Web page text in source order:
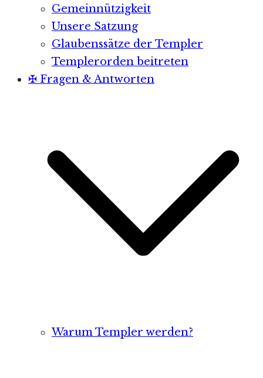
Gemeinnützigkeit
Unsere Satzung
Glaubenssätze der Templer
Templerorden beitreten
✠ Fragen & Antworten
Warum Templer werden?